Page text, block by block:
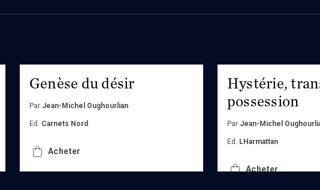
Genèse du désir
Par Jean-Michel Oughourlian
Ed. Carnets Nord
Acheter
Hystérie,
possession
Par Jean-Michel
Ed. LHarmattan
Acheter